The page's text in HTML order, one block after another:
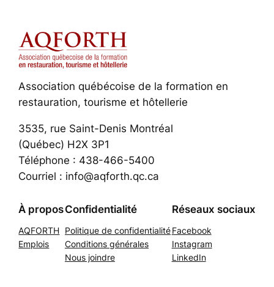
Association québécoise de la formation en
restauration, tourisme et hôtellerie
3535, rue Saint-Denis Montréal
(Québec) H2X 3P1
Téléphone : 438-466-5400
Courriel : info@aqforth.qc.ca
À propos
AQFORTH
Emplois
Confidentialité
Politique de confidentialité
Conditions générales
Nous joindre
Réseaux sociaux
Facebook
Instagram
LinkedIn